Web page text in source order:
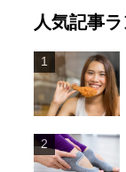
人気記事